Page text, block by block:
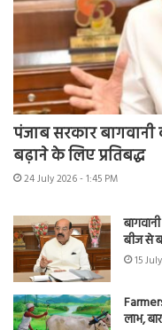
पंजाब सरकार
बढ़ाने के लिए प्रतिबद्ध
24 July 2026 - 1:45 PM
बीज से
15
लाभ,